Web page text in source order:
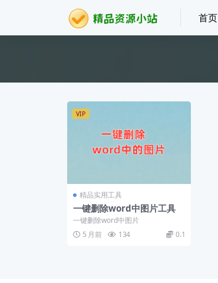
首页
VIP
精品实用工具
一键删除word中图片工具
一键删除word中图片
5 月前
134 0.1